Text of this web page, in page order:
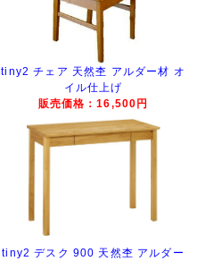
tiny2 チェア 天然杢 アルダー材 オ
イル仕上げ
販売価格：16,500円
tiny2 デスク 900 天然杢 アルダー